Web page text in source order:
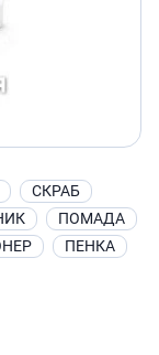
СКРАБ
ПОМАДА
ПЕНКА